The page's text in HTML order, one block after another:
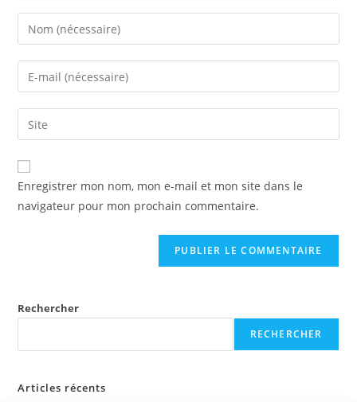
Enter
your
name
comment
Enter
your
email
address
comment
Saisir
l’URL
de
votre
(facultatif)
Enregistrer mon nom, mon e-mail et mon site dans le
navigateur pour mon prochain commentaire.
Rechercher
RECHERCHER
Articles récents